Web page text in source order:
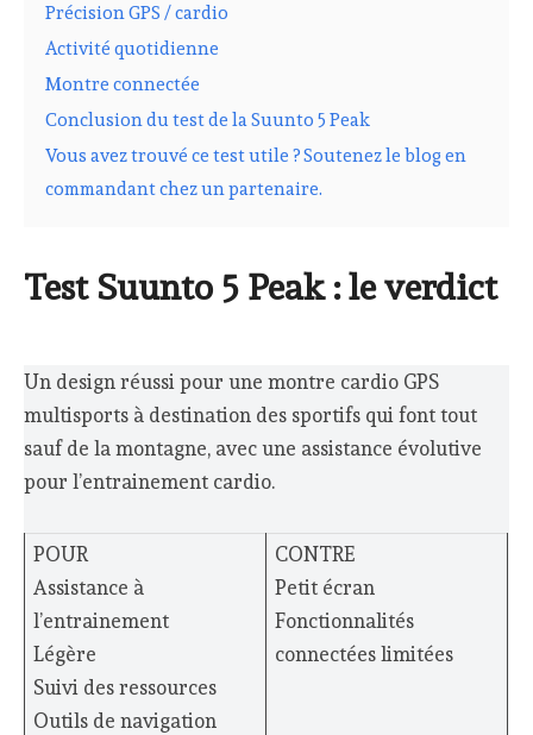
Précision GPS / cardio
Activité quotidienne
Montre connectée
Conclusion du test de la Suunto 5 Peak
Vous avez trouvé ce test utile ? Soutenez le blog en
commandant chez un partenaire.
Test Suunto 5 Peak : le verdict
Un design réussi pour une montre cardio GPS
multisports à destination des sportifs qui font tout
sauf de la montagne, avec une assistance évolutive
pour l’entrainement cardio.
POUR
Assistance à
l’entrainement
Légère
Suivi des ressources
Outils de navigation
CONTRE
Petit écran
Fonctionnalités
connectées limitées